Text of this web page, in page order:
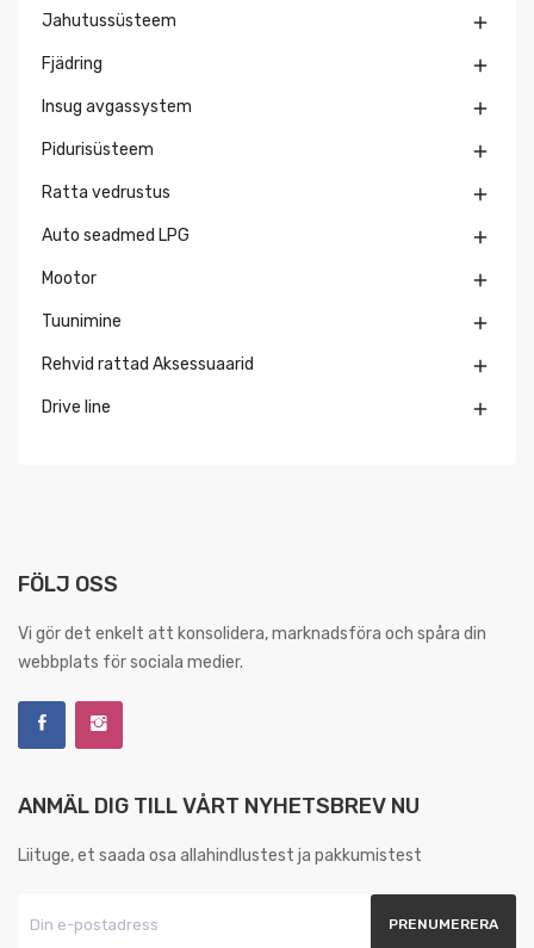
Jahutussüsteem 
Fjädring 
Insug avgassystem 
Pidurisüsteem 
Ratta vedrustus 
Auto seadmed LPG 
Mootor 
Tuunimine 
Rehvid rattad Aksessuaarid 
Drive line 
FÖLJ OSS
Vi gör det enkelt att konsolidera, marknadsföra och spåra din
webbplats för sociala medier.
ANMÄL DIG TILL VÅRT NYHETSBREV NU
Liituge, et saada osa allahindlustest ja pakkumistest